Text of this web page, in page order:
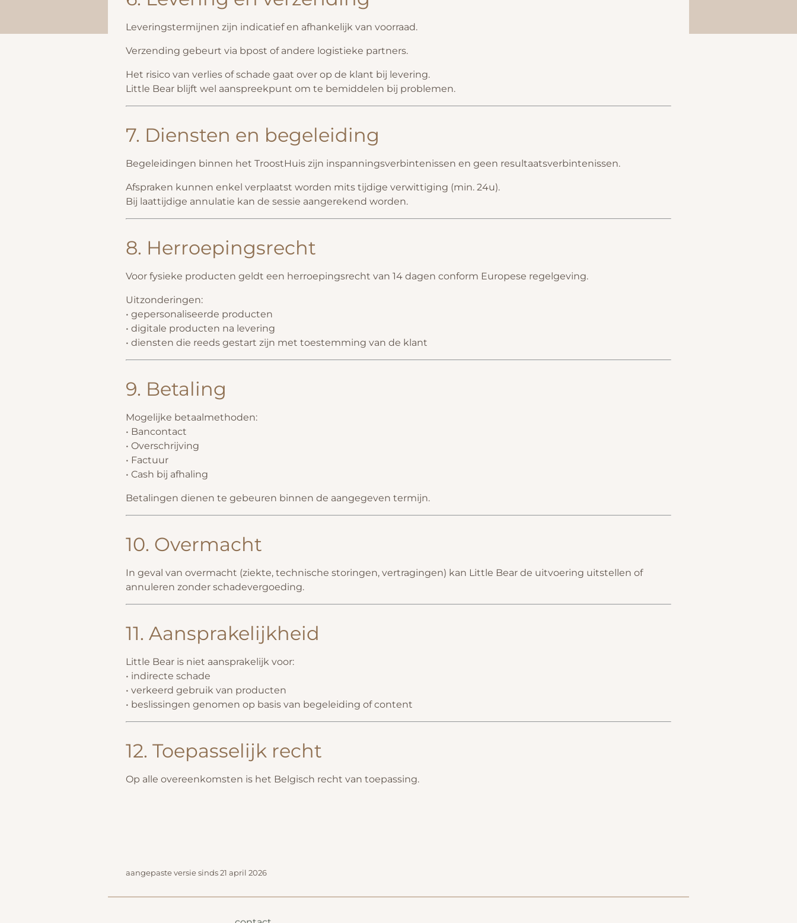
Leveringstermijnen zijn indicatief en afhankelijk van voorraad.
Verzending gebeurt via bpost of andere logistieke partners.
Het risico van verlies of schade gaat over op de klant bij levering.
Little Bear blijft wel aanspreekpunt om te bemiddelen bij problemen.
7. Diensten en begeleiding
Begeleidingen binnen het TroostHuis zijn inspanningsverbintenissen en geen resultaatsverbintenissen.
Afspraken kunnen enkel verplaatst worden mits tijdige verwittiging (min. 24u).
Bij laattijdige annulatie kan de sessie aangerekend worden.
8. Herroepingsrecht
Voor fysieke producten geldt een herroepingsrecht van 14 dagen conform Europese regelgeving.
Uitzonderingen:
• gepersonaliseerde producten
• digitale producten na levering
• diensten die reeds gestart zijn met toestemming van de klant
9. Betaling
Mogelijke betaalmethoden:
• Bancontact
• Overschrijving
• Factuur
• Cash bij afhaling
Betalingen dienen te gebeuren binnen de aangegeven termijn.
10. Overmacht
In geval van overmacht (ziekte, technische storingen, vertragingen) kan Little Bear de uitvoering uitstellen of
annuleren zonder schadevergoeding.
11. Aansprakelijkheid
Little Bear is niet aansprakelijk voor:
• indirecte schade
• verkeerd gebruik van producten
• beslissingen genomen op basis van begeleiding of content
12. Toepasselijk recht
Op alle overeenkomsten is het Belgisch recht van toepassing.
aangepaste versie sinds 21 april 2026